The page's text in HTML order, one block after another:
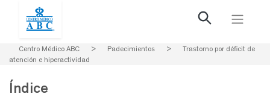
Centro Médico ABC > Padecimientos >
Trastorno por déficit de
atención e hiperactividad
Índice